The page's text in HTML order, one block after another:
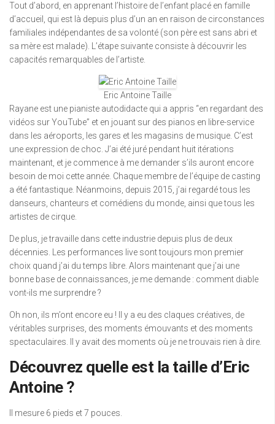
Tout d’abord, en apprenant l’histoire de l’enfant placé en famille
d’accueil, qui est là depuis plus d’un an en raison de circonstances
familiales indépendantes de sa volonté (son père est sans abri et
sa mère est malade). L’étape suivante consiste à découvrir les
capacités remarquables de l’artiste.
Eric Antoine Taille
Rayane est une pianiste autodidacte qui a appris “en regardant des
vidéos sur YouTube” et en jouant sur des pianos en libre-service
dans les aéroports, les gares et les magasins de musique. C’est
une expression de choc. J’ai été juré pendant huit itérations
maintenant, et je commence à me demander s’ils auront encore
besoin de moi cette année. Chaque membre de l’équipe de casting
a été fantastique. Néanmoins, depuis 2015, j’ai regardé tous les
danseurs, chanteurs et comédiens du monde, ainsi que tous les
artistes de cirque.
De plus, je travaille dans cette industrie depuis plus de deux
décennies. Les performances live sont toujours mon premier
choix quand j’ai du temps libre. Alors maintenant que j’ai une
bonne base de connaissances, je me demande : comment diable
vont-ils me surprendre ?
Oh non, ils m’ont encore eu ! Il y a eu des claques créatives, de
véritables surprises, des moments émouvants et des moments
spectaculaires. Il y avait des moments où je ne trouvais rien à dire.
Découvrez quelle est la taille d’Eric
Antoine ?
Il mesure 6 pieds et 7 pouces.